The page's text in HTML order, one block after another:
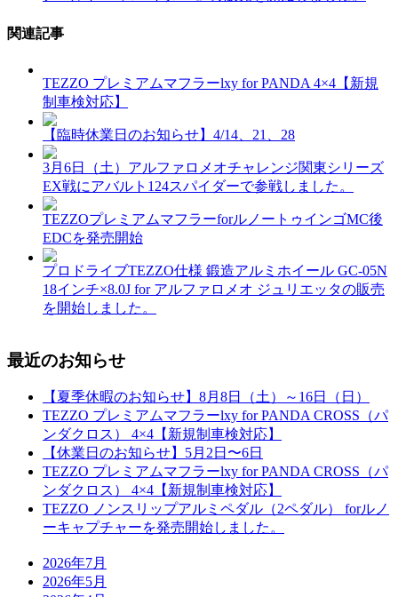
関連記事
TEZZO プレミアムマフラーlxy for PANDA 4×4【新規
制車検対応】
【臨時休業日のお知らせ】4/14、21、28
3月6日（土）アルファロメオチャレンジ関東シリーズ
EX戦にアバルト124スパイダーで参戦しました。
TEZZOプレミアムマフラーforルノートゥインゴMC後
EDCを発売開始
プロドライブTEZZO仕様 鍛造アルミホイール GC-05N
18インチ×8.0J for アルファロメオ ジュリエッタの販売
を開始しました。
最近のお知らせ
【夏季休暇のお知らせ】8月8日（土）～16日（日）
TEZZO プレミアムマフラーlxy for PANDA CROSS（パ
ンダクロス） 4×4【新規制車検対応】
【休業日のお知らせ】5月2日〜6日
TEZZO プレミアムマフラーlxy for PANDA CROSS（パ
ンダクロス） 4×4【新規制車検対応】
TEZZO ノンスリップアルミペダル（2ペダル） forルノ
ーキャプチャーを発売開始しました。
2026年7月
2026年5月